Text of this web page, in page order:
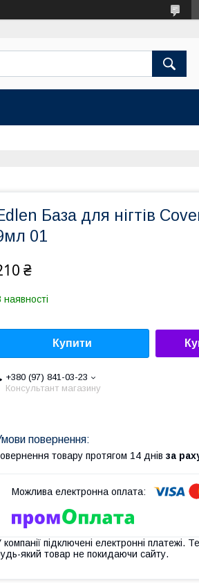
База для нігтів
01
₴
наявності
Купити
+380 (97) 841-03-23
Консультант магазину
товару протягом 14 днів за
компанії підключені електронні платежі.
який товар не покидаючи сайту.